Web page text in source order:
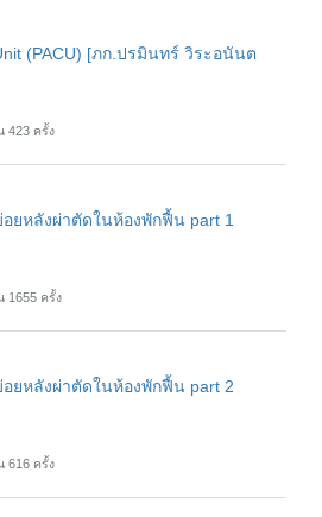
(PACU) [ภก.ปรมินทร์ วิระอนันต
423 ครั้ง
ยหลังผ่าตัดในห้องพักฟื้น part 1
1655 ครั้ง
ยหลังผ่าตัดในห้องพักฟื้น part 2
616 ครั้ง